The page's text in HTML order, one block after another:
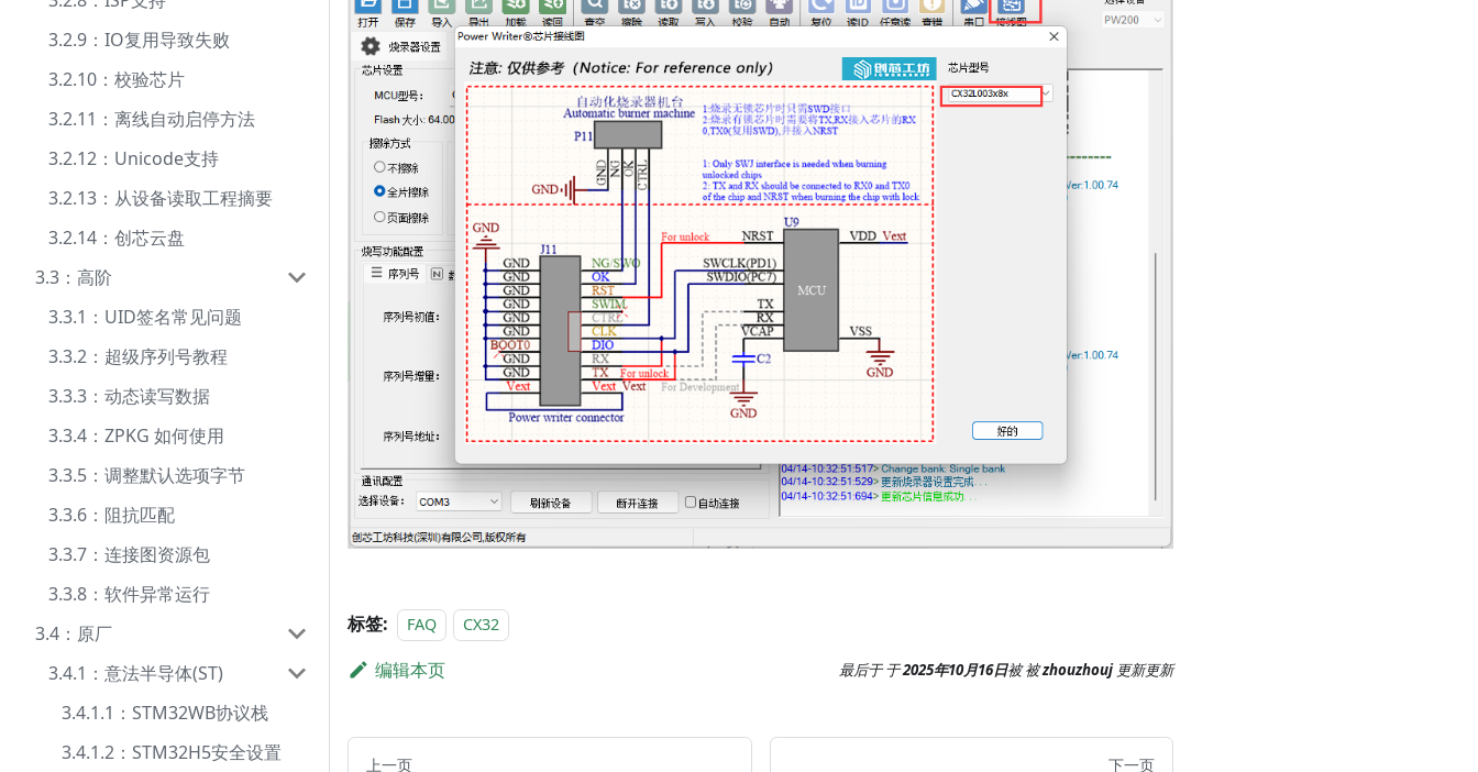
3.2.9：IO复用导致失败
3.2.10：校验芯片
3.2.11：离线自动启停方法
3.2.12：Unicode支持
3.2.13：从设备读取工程摘要
3.2.14：创芯云盘
3.3：高阶
3.3.1：UID签名常见问题
3.3.2：超级序列号教程
3.3.3：动态读写数据
3.3.4：ZPKG 如何使用
3.3.5：调整默认选项字节
3.3.6：阻抗匹配
3.3.7：连接图资源包
3.3.8：软件异常运行
3.4：原厂
3.4.1：意法半导体(ST)
3.4.1.1：STM32WB协议栈
3.4.1.2：STM32H5安全设置
标签: FAQ CX32
编辑本页 最后于于2025年10月16日被被zhouzhouj更新更新
上一页 下一页